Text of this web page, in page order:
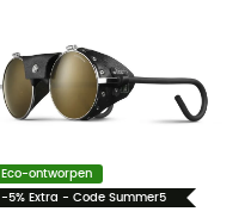
Eco-ontworpen
-5% Extra - Code Summer5